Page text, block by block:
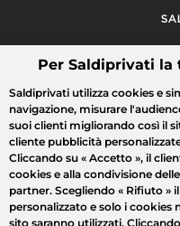
Cosa cerchi?
Tutte le vendite Moda
Per Saldiprivati
Saldiprivati utilizza cookies e
navigazione, misurare
suoi clienti migliorando così il
cliente pubblicità
Cliccando su « Accetto », il
cookies e alla condivisione
partner. Scegliendo « Rifiuto »
personalizzato e solo i
sito saranno utilizzati.